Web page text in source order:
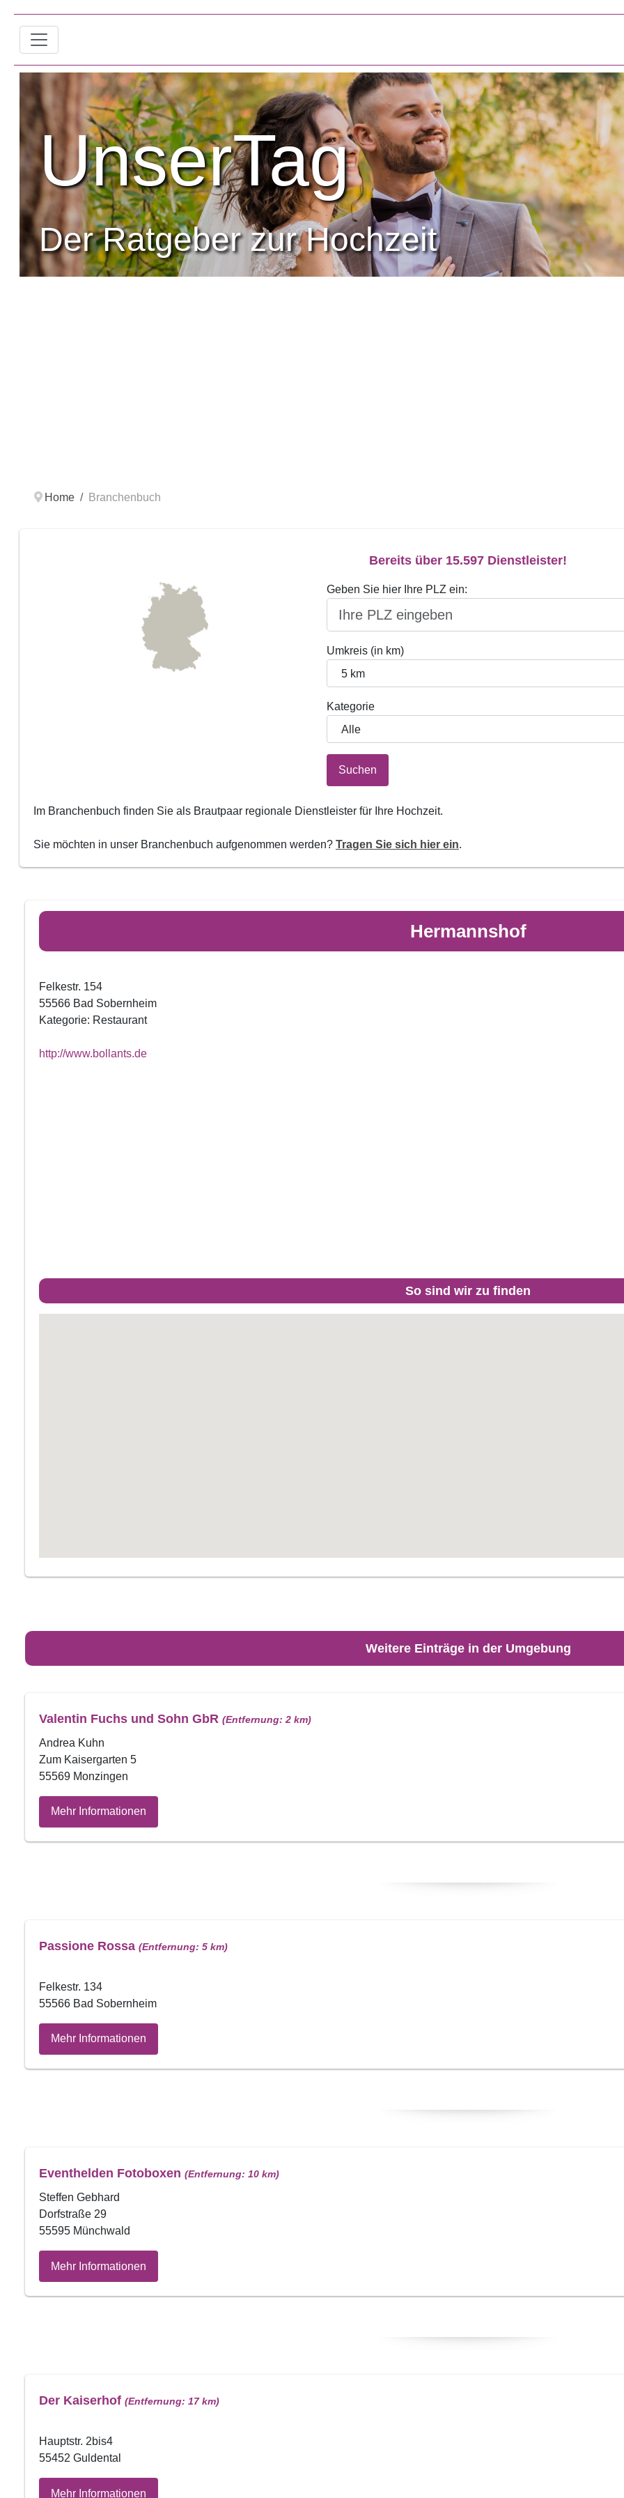
UnserTag
Der Ratgeber zur Hochzeit
Home Branchenbuch
Bereits über 15.597 Dienstleister!
Geben Sie hier Ihre PLZ ein:
Umkreis (in km)
Kategorie
Suchen
Im Branchenbuch finden Sie als Brautpaar regionale Dienstleister für Ihre Hochzeit.
Sie möchten in unser Branchenbuch aufgenommen werden? Tragen Sie sich hier ein.
Hermannshof
Felkestr. 154
55566 Bad Sobernheim
Kategorie: Restaurant
http://www.bollants.de
So sind wir zu finden
Weitere Einträge in der Umgebung
Valentin Fuchs und Sohn GbR (Entfernung: 2 km)
Andrea Kuhn
Zum Kaisergarten 5
55569 Monzingen
Mehr Informationen
Passione Rossa (Entfernung: 5 km)
Felkestr. 134
55566 Bad Sobernheim
Mehr Informationen
Eventhelden Fotoboxen (Entfernung: 10 km)
Steffen Gebhard
Dorfstraße 29
55595 Münchwald
Mehr Informationen
Der Kaiserhof (Entfernung: 17 km)
Hauptstr. 2bis4
55452 Guldental
Mehr Informationen